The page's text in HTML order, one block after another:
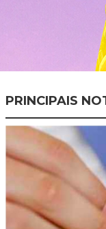
PRINCIPAIS